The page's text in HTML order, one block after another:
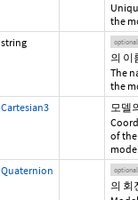
the
string optional
의 이
The
the
Cartesian3
모델
of the
Quaternion optional
의 회